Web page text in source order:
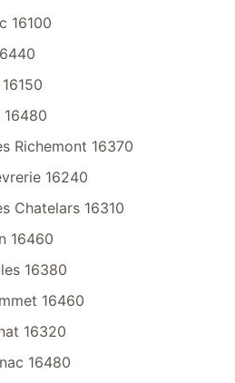
16100
Richemont 16370
16240
Chatelars 16310
16460
16380
16460
16320
16480